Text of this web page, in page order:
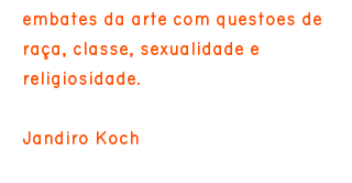
embates da arte com questões de
raça, classe, sexualidade e
religiosidade.
Jandiro Koch